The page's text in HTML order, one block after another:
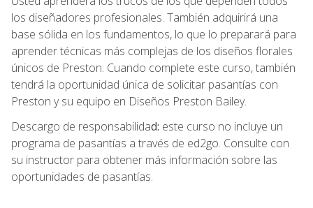
los diseñadores profesionales. También adquirirá una
base sólida en los fundamentos, lo que lo preparará para
aprender técnicas más complejas de los diseños florales
únicos de Preston. Cuando complete este curso, también
tendrá la oportunidad única de solicitar pasantías con
Preston y su equipo en Diseños Preston Bailey.
Descargo de responsabilidad: este curso no incluye un
programa de pasantías a través de ed2go. Consulte con
su instructor para obtener más información sobre las
oportunidades de pasantías.